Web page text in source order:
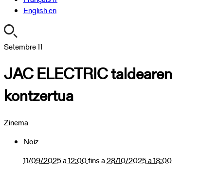
Englishen
https://turismoa.xn-
oati-
gqa.eus/ca/agenda/copy4_of_jac-
electric-
taldearen-
JAC
taldearen
kontzertua
Setembre11
JAC ELECTRIC taldearen
kontzertua
Zinema
Noiz
11/09/2025 a 12:00fins a28/10/2025 a 13:00